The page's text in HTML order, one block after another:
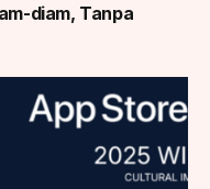
diam, Tanpa